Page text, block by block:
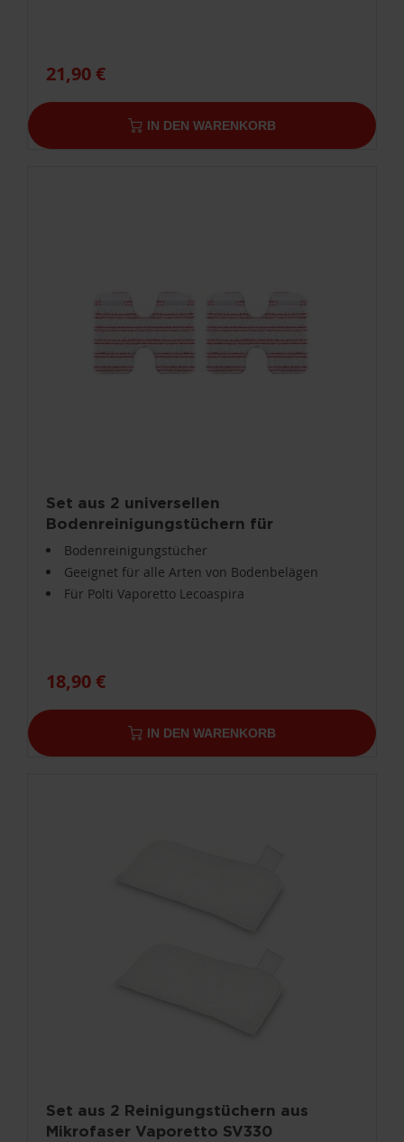
21,90 €
IN DEN WARENKORB
Set aus 2 universellen
Bodenreinigungstüchern für
Vaporetto Lecoaspira PAEU0316
Bodenreinigungstücher
Geeignet für alle Arten von Bodenbelägen
Für Polti Vaporetto Lecoaspira
18,90 €
IN DEN WARENKORB
Set aus 2 Reinigungstüchern aus
Mikrofaser Vaporetto SV330